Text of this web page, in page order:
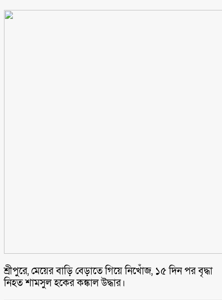
শ্রীপুরে, মেয়ের বাড়ি বেড়াতে গিয়ে নিখোঁজ, ১৫ দিন পর বৃদ্ধা
নিহত শামসুল হকের কঙ্কাল উদ্ধার।